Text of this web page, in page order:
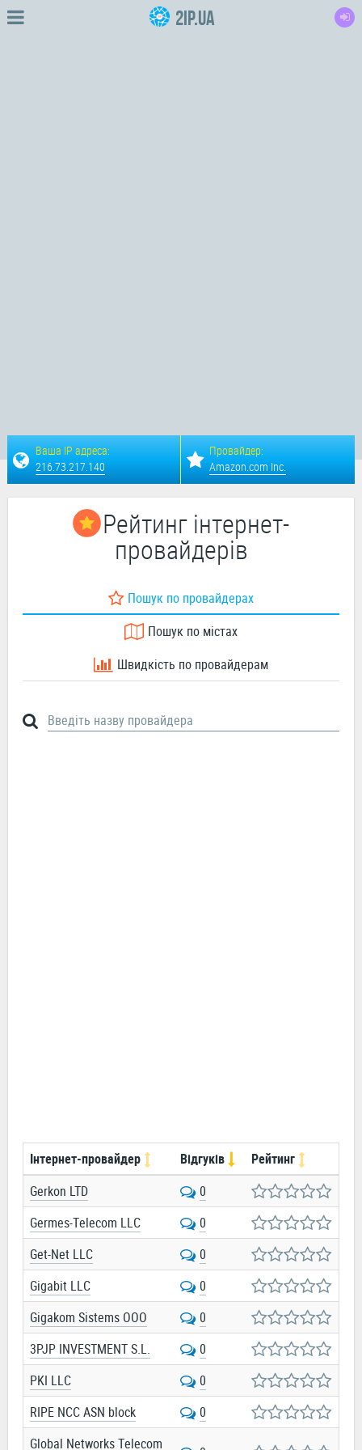
2IP.ua
Ваша IP адреса:
216.73.217.140
Провайдер:
Amazon.com Inc.
Рейтинг інтернет-
провайдерів
Пошук по провайдерах
Пошук по містах
Швидкість по провайдерам
Введіть назву провайдера
Інтернет-провайдер Відгуків
Рейтинг
Gerkon LTD
0
Germes-Telecom LLC
0
Get-Net LLC
0
Gigabit LLC
0
Gigakom Sistems OOO
0
3PJP INVESTMENT S.L.
0
PKI LLC
0
RIPE NCC ASN block
0
Global Networks Telecom